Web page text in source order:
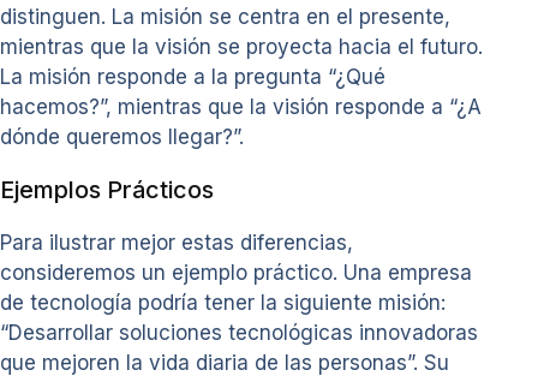
distinguen. La misión se centra en el presente,
mientras que la visión se proyecta hacia el futuro.
La misión responde a la pregunta “¿Qué
hacemos?”, mientras que la visión responde a “¿A
dónde queremos llegar?”.
Ejemplos Prácticos
Para ilustrar mejor estas diferencias,
consideremos un ejemplo práctico. Una empresa
de tecnología podría tener la siguiente misión:
“Desarrollar soluciones tecnológicas innovadoras
que mejoren la vida diaria de las personas”. Su